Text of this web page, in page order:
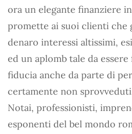
ora un elegante finanziere
promette ai suoi clienti che
denaro interessi altissimi,
ed un aplomb tale da
fiducia anche da parte di
certamente non
Notai, professionisti,
esponenti del bel mondo